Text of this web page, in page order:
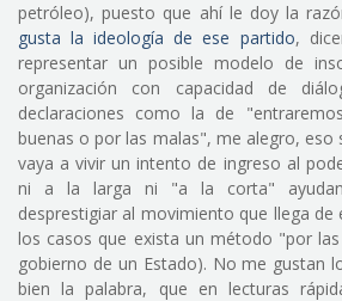
petróleo), puesto que ahí le doy la
gusta la ideología de ese partido,
representar un posible modelo de
organización con capacidad de
declaraciones como la de
buenas o por las malas", me alegro, eso
vaya a vivir un intento de ingreso al
ni a la larga ni "a la corta"
desprestigiar al movimiento que llega
los casos que exista un método "por
gobierno de un Estado). No me gustan
bien la palabra, que en lecturas